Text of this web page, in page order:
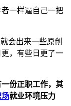
者一样逼自己一把
会出来一些原创
，有些日更了一
份正职工作，其
场就业环境压力